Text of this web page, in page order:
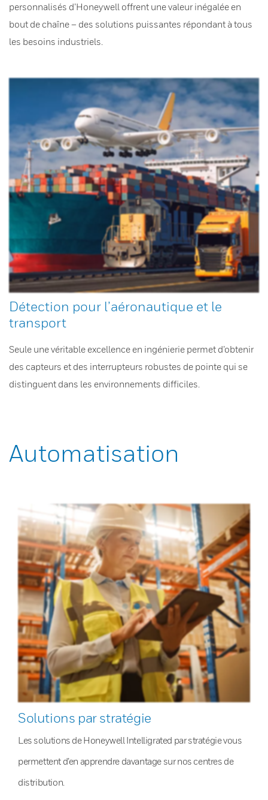
personnalisés d’Honeywell offrent une valeur inégalée en
bout de chaîne – des solutions puissantes répondant à tous
les besoins industriels.
Détection pour l’aéronautique et le
transport
Seule une véritable excellence en ingénierie permet d’obtenir
des capteurs et des interrupteurs robustes de pointe qui se
distinguent dans les environnements difficiles.
Automatisation
Solutions par stratégie
Les solutions de Honeywell Intelligrated par stratégie vous
permettent d’en apprendre davantage sur nos centres de
distribution.